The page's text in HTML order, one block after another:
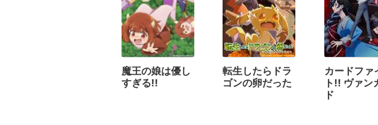
魔王の娘は優し
すぎる!!
転生したらドラ
ゴンの卵だった
カードファ
ト!! ヴァン
ド